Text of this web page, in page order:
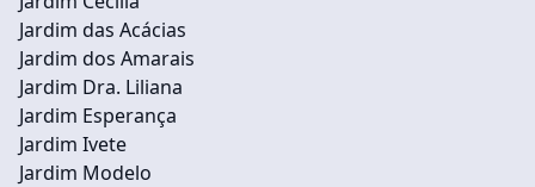
Jardim das Acácias
Jardim dos Amarais
Jardim Dra. Liliana
Jardim Esperança
Jardim Ivete
Jardim Modelo